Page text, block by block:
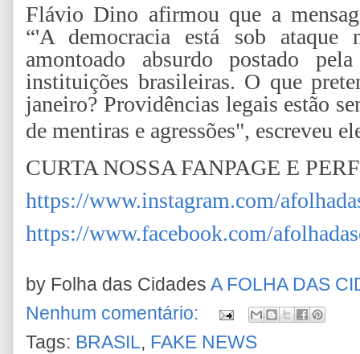
Flávio Dino afirmou que a
“'A democracia está sob
amontoado absurdo postado
instituições brasileiras. O que
janeiro? Providências legais estão
de mentiras e agressões", escreveu
CURTA NOSSA FANPAGE E
https://www.instagram.com/
https://www.facebook.com/
by Folha das Cidades A FOLHA DAS
Nenhum comentário:
Tags: BRASIL, FAKE NEWS